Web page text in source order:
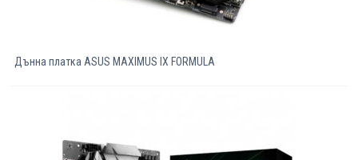
Дънна платка ASUS MAXIMUS IX FORMULA